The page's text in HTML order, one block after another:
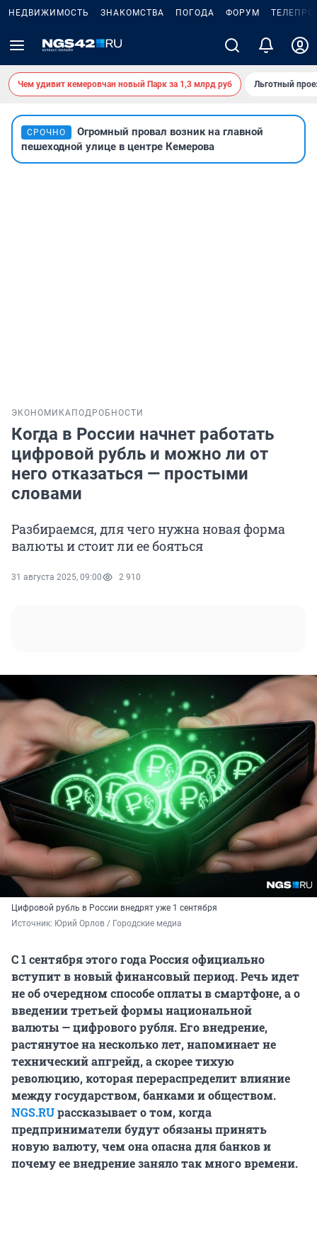
НЕДВИЖИМОСТЬ ЗНАКОМСТВА ПОГОДА ФОРУМ
Чем удивит кемеровчан новый Парк за 1,3 млрд руб Льготный
СРОЧНО
Огромный провал возник на главной
пешеходной улице в центре Кемерова
ЭКОНОМИКА ПОДРОБНОСТИ
Когда в России начнет работать
цифровой рубль и можно ли от
него отказаться — простыми
словами
Разбираемся, для чего нужна новая форма
валюты и стоит ли ее бояться
31 августа 2025, 09:00 2 910
Цифровой рубль в России внедрят уже 1 сентября
Источник: Юрий Орлов / Городские медиа
С 1 сентября этого года Россия официально
вступит в новый финансовый период. Речь идет
не об очередном способе оплаты в смартфоне, а о
введении третьей формы национальной
валюты — цифрового рубля. Его внедрение,
растянутое на несколько лет, напоминает не
технический апгрейд, а скорее тихую
революцию, которая перераспределит влияние
между государством, банками и обществом.
NGS.RUрассказывает о том, когда
предприниматели будут обязаны принять
новую валюту, чем она опасна для банков и
почему ее внедрение заняло так много времени.